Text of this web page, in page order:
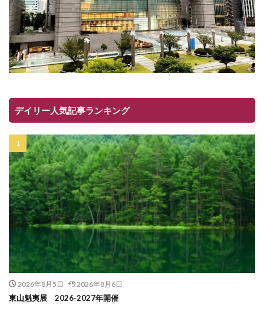
デイリー人気記事ランキング
2026年8月5日 2026年8月6日
東山魁夷展 2026-2027年開催